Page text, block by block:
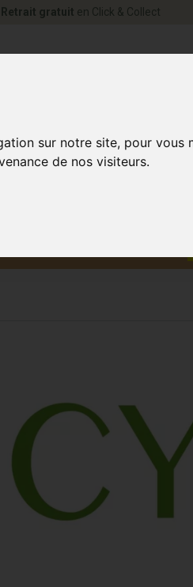
sur notre site, pour vous
de nos visiteurs.
Retrait gratuit en Click & Collect